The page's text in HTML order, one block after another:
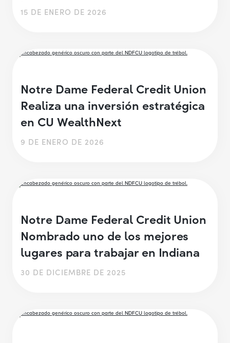
15 DE ENERO DE 2026
Notre Dame Federal Credit Union
Realiza una inversión estratégica
en CU WealthNext
9 DE ENERO DE 2026
Notre Dame Federal Credit Union
Nombrado uno de los mejores
lugares para trabajar en Indiana
30 DE DICIEMBRE DE 2025